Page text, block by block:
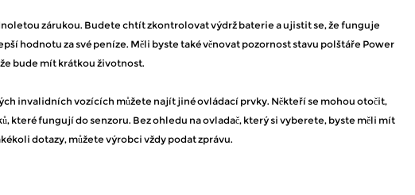
zárukou. Budete chtít zkontrolovat výdrž baterie a ujistit se, že funguje
hodnotu za své peníze. Měli byste také věnovat pozornost stavu polštáře Power
bude mít krátkou životnost.
invalidních vozících můžete najít jiné ovládací prvky. Někteří se mohou otočit,
které fungují do senzoru. Bez ohledu na ovladač, který si vyberete, byste měli mít
dotazy, můžete výrobci vždy podat zprávu.